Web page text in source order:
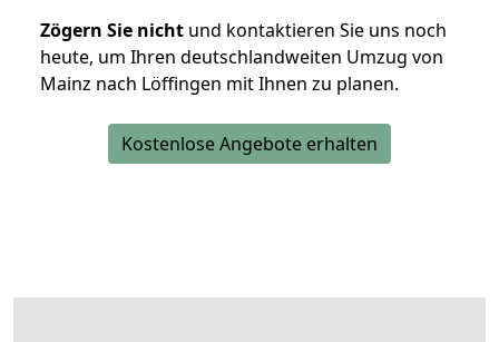
Zögern Sie nicht und kontaktieren Sie uns noch
heute, um Ihren deutschlandweiten Umzug von
Mainz nach Löffingen mit Ihnen zu planen.
Kostenlose Angebote erhalten